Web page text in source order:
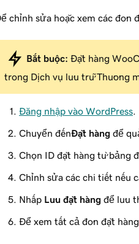
chỉnh sửa hoặc xem các đơn
Bắt buộc: Đặt hàng
trong Dịch vụ lưu trữ Thương
Đăng nhập vào WordPress
Chuyển đếnĐặt hàng để
Chọn ID đặt hàng từ bảng
Chỉnh sửa các chi tiết nếu
Nhấp Lưu đặt hàng để lưu
Để xem tất cả đơn đặt